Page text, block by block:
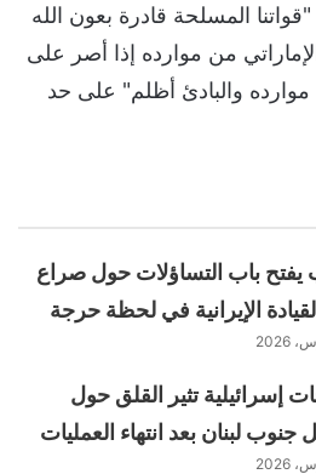
المسلحة قادرة بعون الله
من موارده إذا أصر على
والبادئ أظلم" على حد
باب التساؤلات حول صراع
الإيرانية في لحظة حرجة
إسرائيلية تثير القلق حول
جنوب لبنان بعد انتهاء العمليات